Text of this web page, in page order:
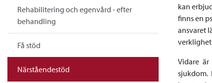
Rehabilitering och egenvård - efter
behandling
Få stöd
Närståendestöd
kan
finns en
ansvaret
Vidare
sjukdom.